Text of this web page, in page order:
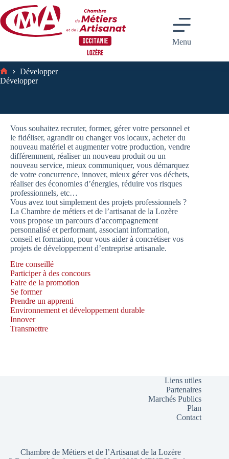
au
contenu
Menu
Accueil
Développer
Développer
Vous souhaitez recruter, former, gérer votre personnel et
le fidéliser, agrandir ou changer vos locaux, acheter du
nouveau matériel et augmenter votre production, vendre
différemment, réaliser un nouveau produit ou un
nouveau service, mieux communiquer, vous démarquez
de votre concurrence, innover, mieux gérer vos déchets,
réaliser des économies d’énergies, réduire vos risques
professionnels, etc…
Vous avez tout simplement des projets professionnels ?
La Chambre de métiers et de l’artisanat de la Lozère
vous propose un parcours d’accompagnement
personnalisé et performant, associant information,
conseil et formation, pour vous aider à concrétiser vos
projets de développement d’entreprise artisanale.
Etre conseillé
Participer à des concours
Faire de la promotion
Se former
Prendre un apprenti
Environnement et développement durable
Innover
Transmettre
Liens utiles
Partenaires
Marchés Publics
Plan
Contact
Chambre de Métiers et de l’Artisanat de la Lozère